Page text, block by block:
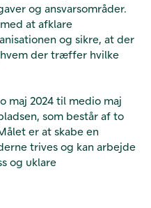
og ansvarsområder.
at afklare
og sikre, at der
der træffer hvilke
maj 2024 til medio maj
som består af to
er at skabe en
trives og kan arbejde
og uklare